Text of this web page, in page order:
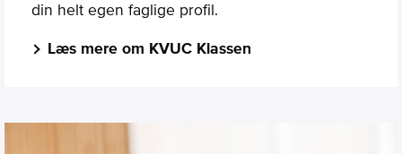
din helt egen faglige profil.
Læs mere om KVUC Klassen